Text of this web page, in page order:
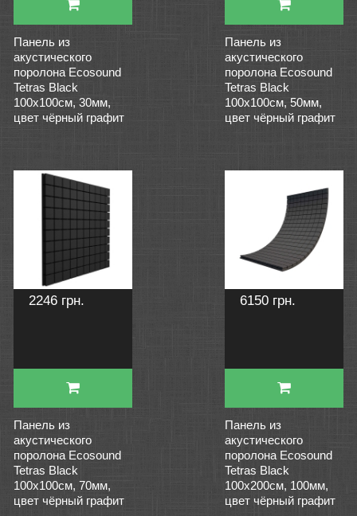
Панель из
акустического
поролона Ecosound
Tetras Black
100x100см, 30мм,
цвет чёрный графит
Панель из
акустического
поролона Ecosound
Tetras Black
100x100см, 50мм,
цвет чёрный графит
2246 грн.
Панель из
акустического
поролона Ecosound
Tetras Black
100x100см, 70мм,
цвет чёрный графит
6150 грн.
Панель из
акустического
поролона Ecosound
Tetras Black
100x200см, 100мм,
цвет чёрный графит